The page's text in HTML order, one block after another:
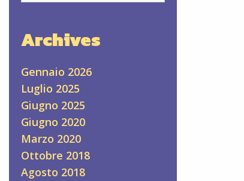
Archives
Gennaio 2026
Luglio 2025
Giugno 2025
Giugno 2020
Marzo 2020
Ottobre 2018
Agosto 2018